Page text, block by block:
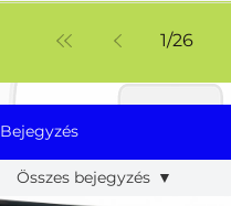
duruzsoló dízelek mellett
melyek már a jelen, de
világának korszerű
voltak hagyományos
1/26
Bejegyzés
Összes bejegyzés